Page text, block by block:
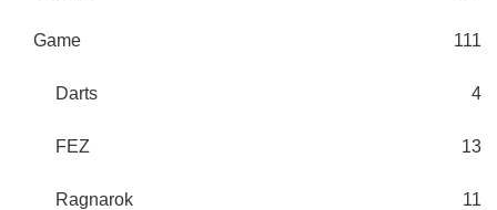
Game 111
Darts 4
FEZ 13
Ragnarok 11